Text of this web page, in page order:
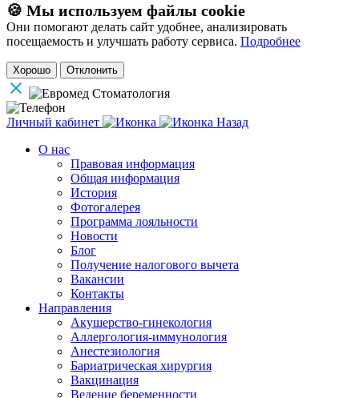
🍪 Мы используем файлы cookie
Они помогают делать сайт удобнее, анализировать
посещаемость и улучшать работу сервиса. Подробнее
Хорошо Отклонить
Личный кабинет
Назад
О нас
Правовая информация
Общая информация
История
Фотогалерея
Программа лояльности
Новости
Блог
Получение налогового вычета
Вакансии
Контакты
Направления
Акушерство-гинекология
Аллергология-иммунология
Анестезиология
Бариатрическая хирургия
Вакцинация
Ведение беременности